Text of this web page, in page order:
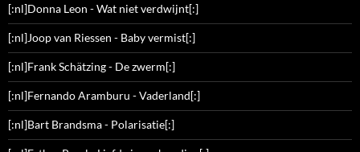
[:nl]Donna Leon - Wat niet verdwijnt[:]
[:nl]Joop van Riessen - Baby vermist[:]
[:nl]Frank Schätzing - De zwerm[:]
[:nl]Fernando Aramburu - Vaderland[:]
[:nl]Bart Brandsma - Polarisatie[:]